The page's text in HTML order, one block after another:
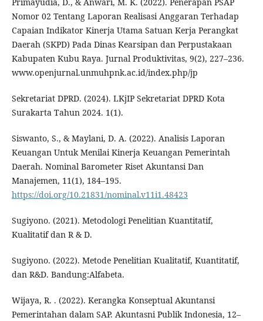
Nomor 02 Tentang Laporan Realisasi Anggaran Terhadap
Capaian Indikator Kinerja Utama Satuan Kerja Perangkat
Daerah (SKPD) Pada Dinas Kearsipan dan Perpustakaan
Kabupaten Kubu Raya. Jurnal Produktivitas, 9(2), 227–236.
www.openjurnal.unmuhpnk.ac.id/index.php/jp
Sekretariat DPRD. (2024). LKjIP Sekretariat DPRD Kota
Surakarta Tahun 2024. 1(1).
Siswanto, S., & Maylani, D. A. (2022). Analisis Laporan
Keuangan Untuk Menilai Kinerja Keuangan Pemerintah
Daerah. Nominal Barometer Riset Akuntansi Dan
Manajemen, 11(1), 184–195.
https://doi.org/10.21831/nominal.v11i1.48423
Sugiyono. (2021). Metodologi Penelitian Kuantitatif,
Kualitatif dan R & D.
Sugiyono. (2022). Metode Penelitian Kualitatif, Kuantitatif,
dan R&D. Bandung:Alfabeta.
Wijaya, R. . (2022). Kerangka Konseptual Akuntansi
Pemerintahan dalam SAP. Akuntasni Publik Indonesia, 12–